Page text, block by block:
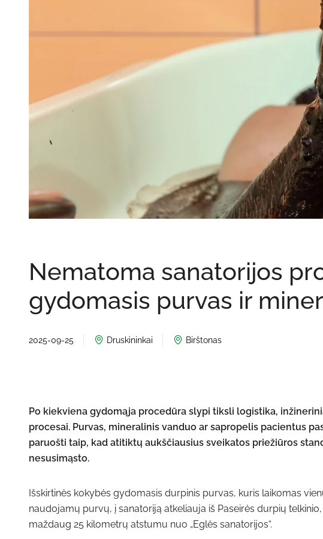
Nematoma sanatorijos
gydomasis purvas ir
2025-09-25 Druskininkai Birštonas
Po kiekviena gydomąja procedūra slypi tiksli logistika,
procesai. Purvas, mineralinis vanduo ar sapropelis pacientus
paruošti taip, kad atitiktų aukščiausius sveikatos priežiūros
nesusimąsto.
Išskirtinės kokybės gydomasis durpinis purvas, kuris laikomas
naudojamų purvų, į sanatoriją atkeliauja iš Paseirės durpių
maždaug 25 kilometrų atstumu nuo „Eglės sanatorijos“.